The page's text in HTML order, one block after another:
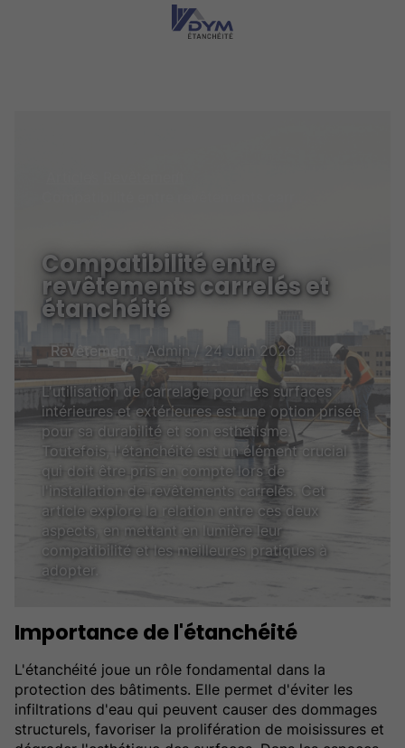
Compatibilité entre
revêtements carrelés et
étanchéité
Revêtement Admin / 24 Juin 2026
L'utilisation de carrelage pour les surfaces
intérieures et extérieures est une option prisée
pour sa durabilité et son esthétisme.
Toutefois, l'étanchéité est un élément crucial
qui doit être pris en compte lors de
l'installation de revêtements carrelés. Cet
article explore la relation entre ces deux
aspects, en mettant en lumière leur
compatibilité et les meilleures pratiques à
adopter.
Importance de l'étanchéité
L'étanchéité joue un rôle fondamental dans la
protection des bâtiments. Elle permet d'éviter les
infiltrations d'eau qui peuvent causer des dommages
structurels, favoriser la prolifération de moisissures et